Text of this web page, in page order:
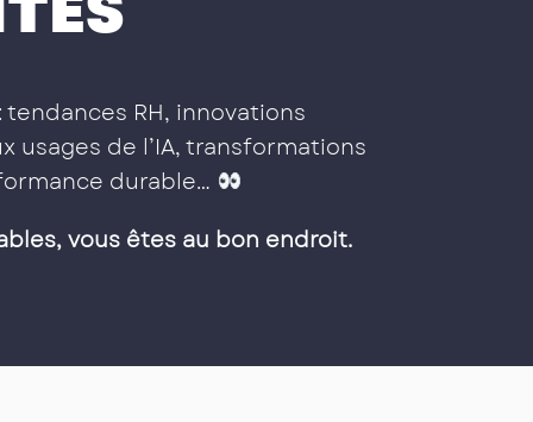
: tendances RH, innovations
usages de l’IA, transformations
durable…
vous êtes au bon endroit.